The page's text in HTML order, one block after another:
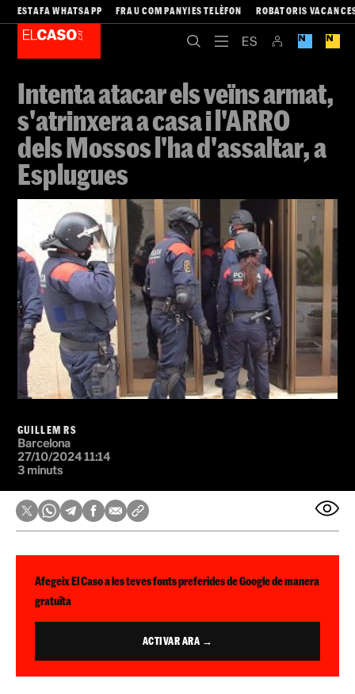
ESTAFA WHATSAPP FRAU COMPANYIES TELÈFON ROBATORIS
Intenta atacar els veïns armat,
s'atrinxera a casa i l'ARRO
dels Mossos l'ha d'assaltar, a
Esplugues
GUILLEM RS
Barcelona
27/10/2024 11:14
3 minuts
Afegeix El Caso a les teves fonts preferides de Google de manera
gratuïta
ACTIVAR ARA →